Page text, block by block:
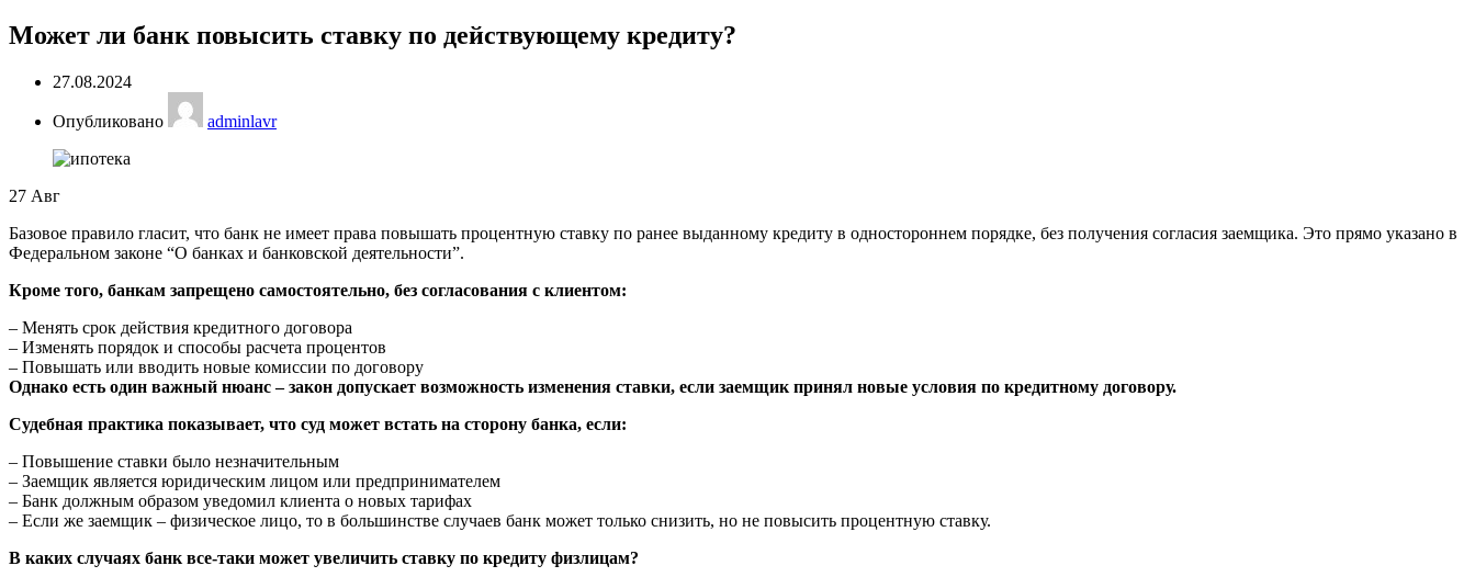
Может ли банк повысить ставку по действующему кредиту?
27.08.2024
Опубликовано adminlavr
27 Авг
Базовое правило гласит, что банк не имеет права повышать процентную ставку по ранее выданному кредиту в одностороннем порядке, без получения согласия заемщика. Это прямо указано в
Федеральном законе “О банках и банковской деятельности”.
Кроме того, банкам запрещено самостоятельно, без согласования с клиентом:
– Менять срок действия кредитного договора
– Изменять порядок и способы расчета процентов
– Повышать или вводить новые комиссии по договору
Однако есть один важный нюанс – закон допускает возможность изменения ставки, если заемщик принял новые условия по кредитному договору.
Судебная практика показывает, что суд может встать на сторону банка, если:
– Повышение ставки было незначительным
– Заемщик является юридическим лицом или предпринимателем
– Банк должным образом уведомил клиента о новых тарифах
– Если же заемщик – физическое лицо, то в большинстве случаев банк может только снизить, но не повысить процентную ставку.
В каких случаях банк все-таки может увеличить ставку по кредиту физлицам?